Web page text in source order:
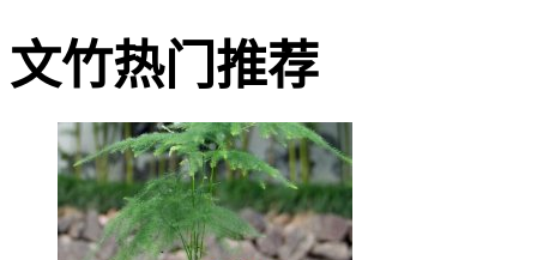
文竹热门推荐